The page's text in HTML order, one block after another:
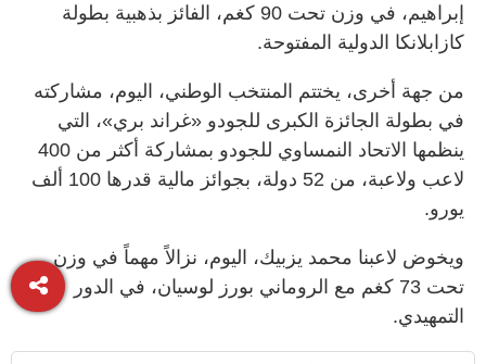
إبراهيم، في وزن تحت 90 كغم، الفائز بذهبية بطولة
كازابلانكا الدولية المفتوحة.
من جهة أخرى، يختتم المنتخب الوطني، اليوم، مشاركته
في بطولة الجائزة الكبرى للجودو «غراند بري»، التي
ينظمها الاتحاد النمساوي للجودو بمشاركة أكثر من 400
لاعب ولاعبة، من 52 دولة، بجوائز مالية قدرها 100 ألف
يورو.
ويخوض لاعبنا محمد يزبيك، اليوم، نزالاً مهماً في وزن
تحت 73 كغم مع الروماني بورز لوسيان، في الدور
التمهيدي.